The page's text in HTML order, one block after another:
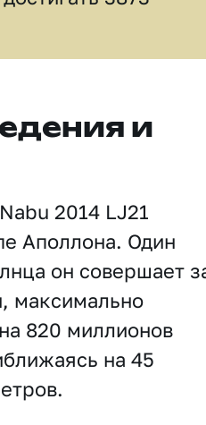
и
2014 LJ21
Аполлона. Один
он совершает
максимально
820 миллионов
на 45